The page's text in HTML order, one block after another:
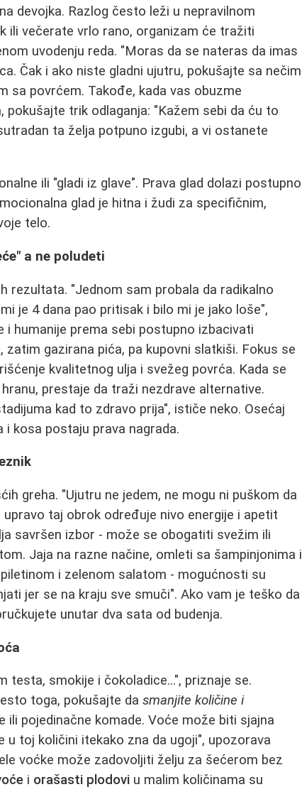
devojka. Razlog često leži u nepravilnom
ili večerate vrlo rano, organizam će tražiti
uvodenju reda. "Moras da se nateras da imas
Čak i ako niste gladni ujutru, pokušajte sa nečim
sa povrćem. Takođe, kada vas obuzme
trik odlaganja: "Kažem sebi da ću to
ta želja potpuno izgubi, a vi ostanete
ili "gladi iz glave". Prava glad dolazi postupno
glad je hitna i žudi za specifičnim,
telo.
a ne poludeti
rezultata. "Jednom sam probala da radikalno
je 4 dana pao pritisak i bilo mi je jako loše",
i humanije prema sebi postupno izbacivati
gazirana pića, pa kupovni slatkiši. Fokus se
kvalitetnog ulja i svežeg povrća. Kada se
prestaje da traži nezdrave alternative.
kad to zdravo prija", ističe neko. Osećaj
kosa postaju prava nagrada.
greha. "Ujutru ne jedem, ne mogu ni puškom da
taj obrok određuje nivo energije i apetit
savršen izbor - može se obogatiti svežim ili
Jaja na razne načine, omleti sa šampinjonima i
i zelenom salatom - mogućnosti su
jer se na kraju sve smuči". Ako vam je teško da
unutar dva sata od budenja.
testa, smokije i čokoladice...", priznaje se.
toga, pokušajte dasmanjite količine i
ili pojedinačne komade. Voće može biti sjajna
u toj količini itekako zna da ugoji", upozorava
voćke može zadovoljiti želju za šećerom bez
i orašasti plodovi u malim količinama su